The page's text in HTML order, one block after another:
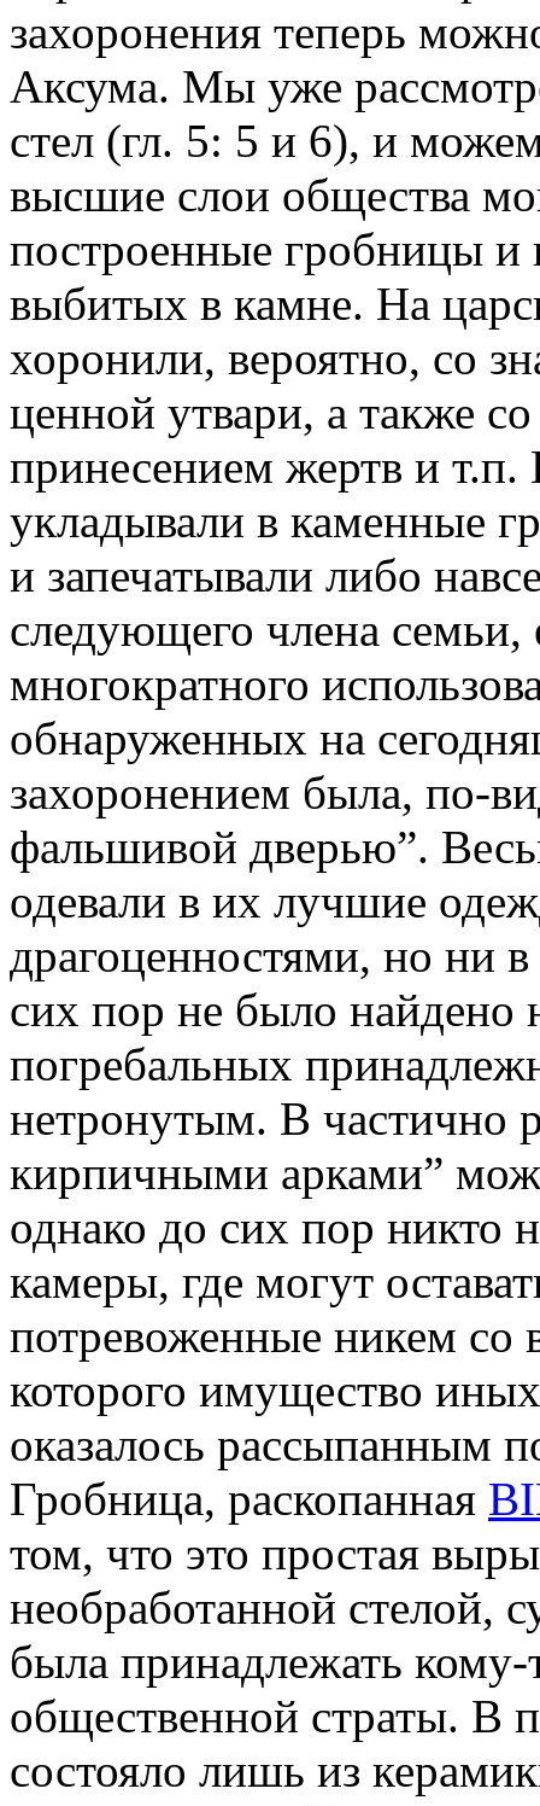
захоронения теперь
Аксума. Мы уже
стел (гл. 5: 5 и 6), и
высшие слои общества
построенные гробницы и
выбитых в камне. На
хоронили, вероятно, со
ценной утвари, а также
принесением жертв и т.п.
укладывали в каменные
и запечатывали либо
следующего члена
многократного
обнаруженных на
захоронением была, по-
фальшивой дверью”.
одевали в их лучшие
драгоценностями, но ни
сих пор не было найдено
погребальных
нетронутым. В частично
кирпичными арками”
однако до сих пор никто
камеры, где могут
потревоженные никем со
которого имущество
оказалось рассыпанным
Гробница, раскопанная
том, что это простая
необработанной стелой,
была принадлежать кому-
общественной страты. В
состояло лишь из